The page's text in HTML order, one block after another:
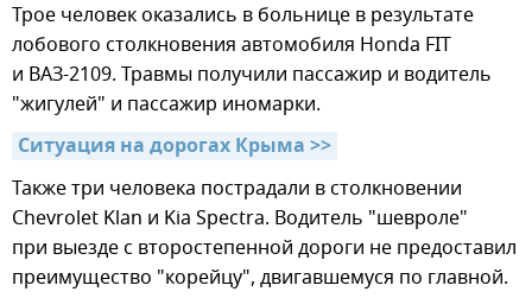
Трое человек оказались в больнице в результате
лобового столкновения автомобиля Honda FIT
и ВАЗ-2109. Травмы получили пассажир и водитель
"жигулей" и пассажир иномарки.
Ситуация на дорогах Крыма >>
Также три человека пострадали в столкновении
Chevrolet Klan и Kia Spectra. Водитель "шевроле"
при выезде с второстепенной дороги не предоставил
преимущество "корейцу", двигавшемуся по главной.